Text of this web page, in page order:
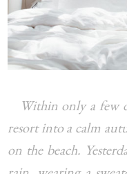
Within only a few
resort into a calm
on the beach.